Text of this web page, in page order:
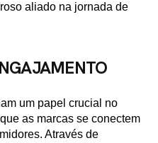
aliado na jornada de
um papel crucial no
as marcas se conectem
Através de